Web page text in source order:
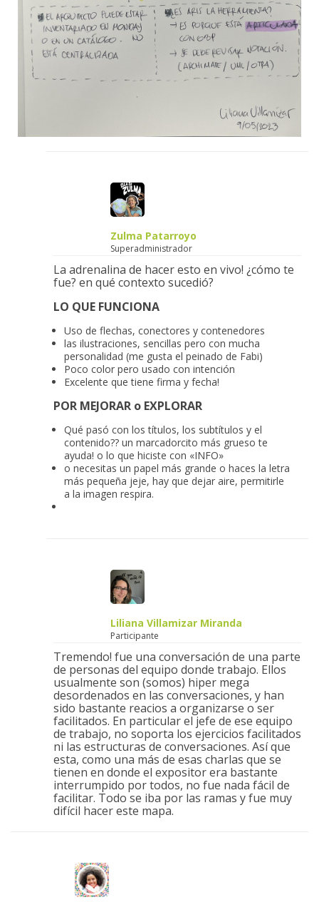
Zulma Patarroyo
Superadministrador
La adrenalina de hacer esto en vivo! ¿cómo te
fue? en qué contexto sucedió?
LO QUE FUNCIONA
Uso de flechas, conectores y contenedores
las ilustraciones, sencillas pero con mucha
personalidad (me gusta el peinado de Fabi)
Poco color pero usado con intención
Excelente que tiene firma y fecha!
POR MEJORAR o EXPLORAR
Qué pasó con los títulos, los subtítulos y el
contenido?? un marcadorcito más grueso te
ayuda! o lo que hiciste con «INFO»
o necesitas un papel más grande o haces la letra
más pequeña jeje, hay que dejar aire, permitirle
a la imagen respira.
Liliana Villamizar Miranda
Participante
Tremendo! fue una conversación de una parte
de personas del equipo donde trabajo. Ellos
usualmente son (somos) hiper mega
desordenados en las conversaciones, y han
sido bastante reacios a organizarse o ser
facilitados. En particular el jefe de ese equipo
de trabajo, no soporta los ejercicios facilitados
ni las estructuras de conversaciones. Así que
esta, como una más de esas charlas que se
tienen en donde el expositor era bastante
interrumpido por todos, no fue nada fácil de
facilitar. Todo se iba por las ramas y fue muy
difícil hacer este mapa.